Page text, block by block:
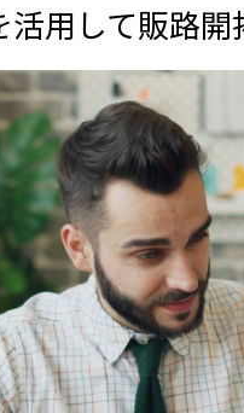
用して販路